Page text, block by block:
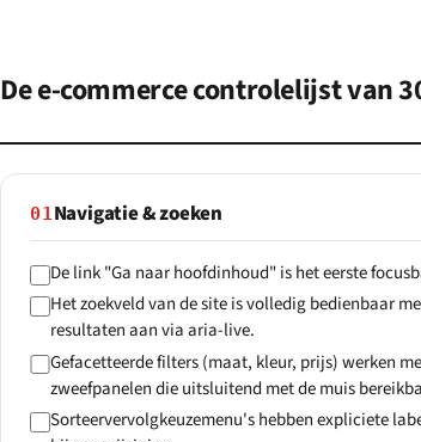
De e-commerce controlelijst van
01Navigatie & zoeken
De link "Ga naar hoofdinhoud" is het eerste
Het zoekveld van de site is volledig bedienbaar
resultaten aan via aria-live.
Gefacetteerde filters (maat, kleur, prijs) werken
zweefpanelen die uitsluitend met de muis
Sorteervervolgkeuzemenu's hebben expliciete